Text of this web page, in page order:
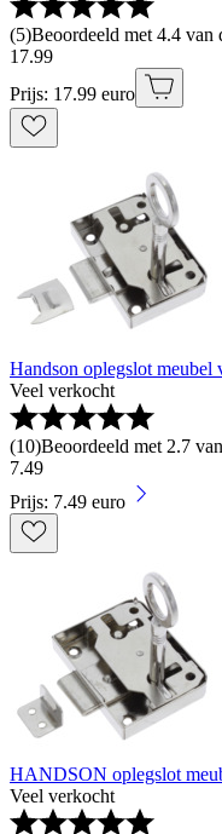
(5)Beoordeeld met 4.4 van
17.99
Prijs: 17.99 euro
Handson oplegslot meubel
Veel verkocht
(10)Beoordeeld met 2.7
7.49
Prijs: 7.49 euro
HANDSON oplegslot
Veel verkocht